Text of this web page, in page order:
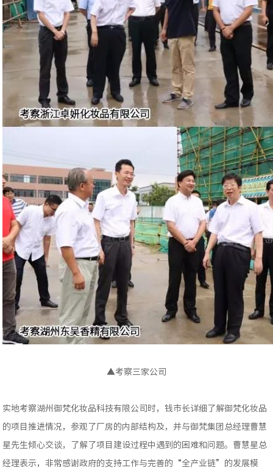
▲考察三家公司
实地考察湖州御梵化妆品科技有限公司时，钱市长详细了解御梵化妆品
的项目推进情况，参观了厂房的内部结构及，并与御梵集团总经理曹慧
星先生倾心交谈，了解了项目建设过程中遇到的困难和问题。曹慧星总
经理表示，非常感谢政府的支持工作与完善的“全产业链”的发展模